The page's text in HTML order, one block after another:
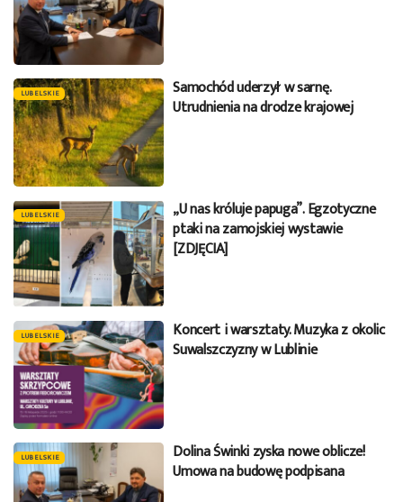
LUBELSKIE
Samochód uderzył w sarnę.
Utrudnienia na drodze krajowej
LUBELSKIE
„U nas króluje papuga”. Egzotyczne
ptaki na zamojskiej wystawie
[ZDJĘCIA]
LUBELSKIE
Koncert i warsztaty. Muzyka z okolic
Suwalszczyzny w Lublinie
LUBELSKIE
Dolina Świnki zyska nowe oblicze!
Umowa na budowę podpisana